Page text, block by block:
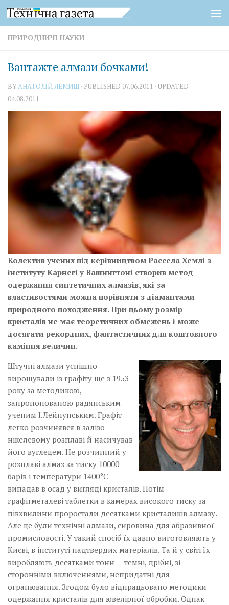
Skip to content
ПРИРОДНИЧІ НАУКИ
Вантажте алмази бочками!
BYАНАТОЛІЙ ЛЕМИШ · PUBLISHED 07.06.2011 · UPDATED
04.08.2011
Колектив учених під керівництвом Рассела Хемлі з
інституту Карнегі у Вашингтоні створив метод
одержання синтетичних алмазів, які за
властивостями можна порівняти з діамантами
природного походження. При цьому розмір
кристалів не має теоретичних обмежень і може
досягати рекордних, фантастичних для коштовного
каміння­ величин.
Штучні алмази успішно
вирощували із графіту ще з 1953
року за методикою,
запропонованою радянським
ученим І.Лейпунським. Графіт
легко розчинявся в залізо-
нікелевому розплаві й насичував
його вуглецем. Не розчинний у
розплаві алмаз за тиску 10000
барів і температури 1400°С
випадав в осад у вигляді кристалів. Потім
графітметалеві таблетки в камерах високого тиску за
півхвилини проростали десятками кристаликів алмазу.
Але це були технічні алмази, сировина для абразивної
промисловості. У такий спосіб їх давно виготовляють у
Києві, в інституті надтвердих матеріалів. Та й у світі їх
виробляють десятками тонн — темні, дрібні, зі
сторонніми включеннями, непридатні для
огранювання. Згодом було відпрацьовано методики
одержання кристалів для ювелірної обробки. Однак